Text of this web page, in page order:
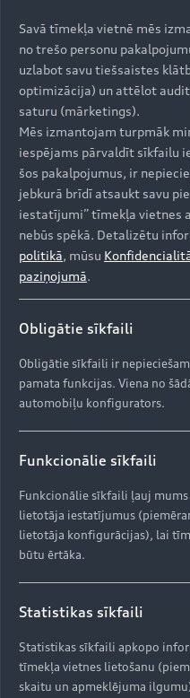
Audi Līzings
Krājuma auto
Vairāk par Audi Q5
Q5 2.0 TDI S
Īpašā
aprīkojums:
• Automātiskā trīs
sistēma
• Priekšējo sēdekļu
Savā tīmekļa vietnē mēs
no trešo personu
uzlabot savu tiešsaistes
optimizācija) un attēlot
saturu (mārketings).
Mēs izmantojam turpmāk
iespējams pārvaldīt sīkfailu
šos pakalpojumus, ir
jebkurā brīdī atsaukt savu
iestatījumi” tīmekļa vietnes
nebūs spēkā. Detalizētu
politikā, mūsu
paziņojumā.
Obligātie sīkfaili
Obligātie sīkfaili ir
pamata funkcijas. Viena no
automobiļu konfigurators.
Funkcionālie sīkfaili
Funkcionālie sīkfaili ļauj
lietotāja iestatījumus
lietotāja konfigurācijas), lai
būtu ērtāka.
Statistikas sīkfaili
Statistikas sīkfaili apkopo
tīmekļa vietnes lietošanu
skaitu un apmeklējuma